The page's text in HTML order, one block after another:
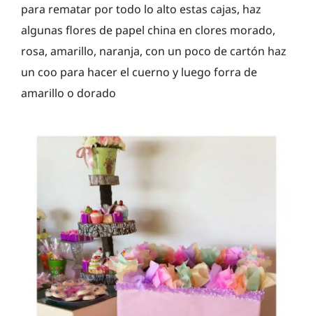
para rematar por todo lo alto estas cajas, haz
algunas flores de papel china en clores morado,
rosa, amarillo, naranja, con un poco de cartón haz
un coo para hacer el cuerno y luego forra de
amarillo o dorado